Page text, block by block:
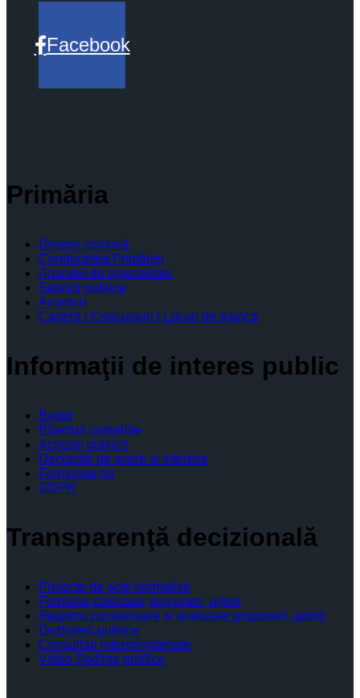
Facebook
Primăria
Despre comună
Conducerea Primăriei
Aparatul de specialitate
Servicii publice
Anunturi
Cariera | Concursuri | Locuri de munca
Informaţii de interes public
Buget
Bilanţuri contabile
Achiziţii publice
Declaratii de avere si interese
Formulare tip
GDPR
Transparenţă decizională
Proiecte de acte normative
Formular colectare propuneri, opinii
Registru consemnare si analizare propuneri, opinii
Dezbateri publice
Consultari interministeriale
Video Şedinţe publice